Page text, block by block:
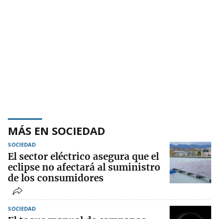
MÁS EN SOCIEDAD
SOCIEDAD
El sector eléctrico asegura que el
eclipse no afectará al suministro
de los consumidores
SOCIEDAD